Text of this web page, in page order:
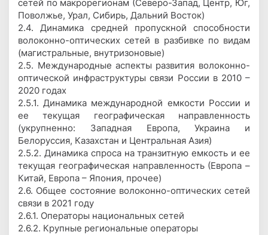
сетей по макрорегионам (Северо-Запад, Центр, Юг,
Поволжье, Урал, Сибирь, Дальний Восток)
2.4. Динамика средней пропускной способности
волоконно-оптических сетей в разбивке по видам
(магистральные, внутризоновые)
2.5. Международные аспекты развития волоконно-
оптической инфраструктуры связи России в 2010 –
2020 годах
2.5.1. Динамика международной емкости России и
ее текущая географическая направленность
(укрупненно: Западная Европа, Украина и
Белоруссия, Казахстан и Центральная Азия)
2.5.2. Динамика спроса на транзитную емкость и ее
текущая географическая направленность (Европа –
Китай, Европа – Япония, прочее)
2.6. Общее состояние волоконно-оптических сетей
связи в 2021 году
2.6.1. Операторы национальных сетей
2.6.2. Крупные региональные операторы